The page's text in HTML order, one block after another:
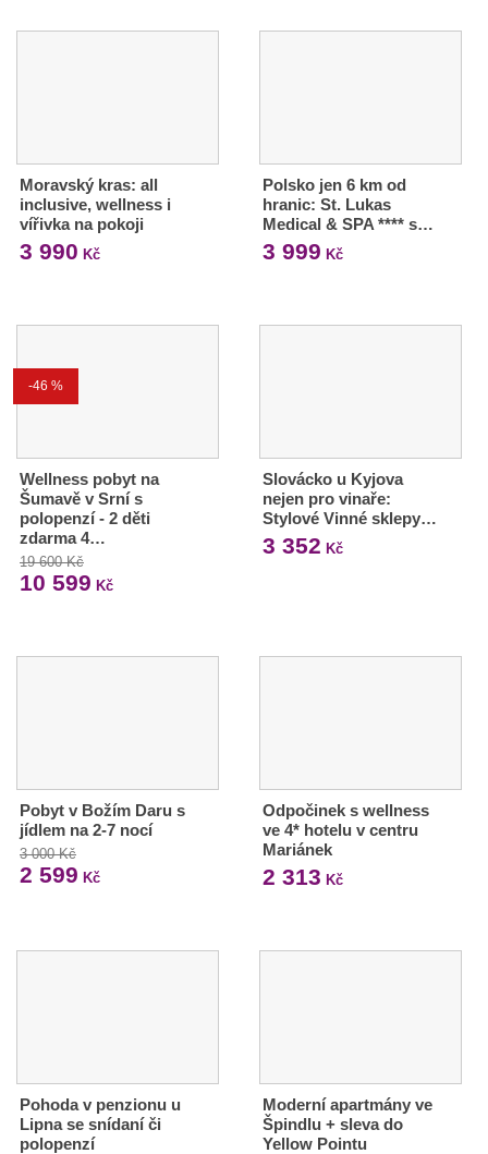
Moravský kras: all
inclusive, wellness i
vířivka na pokoji
3 990 Kč
Polsko jen 6 km od
hranic: St. Lukas
Medical & SPA **** s…
3 999 Kč
-46 %
Wellness pobyt na
Šumavě v Srní s
polopenzí - 2 děti
zdarma 4…
19 600 Kč
10 599 Kč
Slovácko u Kyjova
nejen pro vinaře:
Stylové Vinné sklepy…
3 352 Kč
Pobyt v Božím Daru s
jídlem na 2-7 nocí
3 000 Kč
2 599 Kč
Odpočinek s wellness
ve 4* hotelu v centru
Mariánek
2 313 Kč
Pohoda v penzionu u
Lipna se snídaní či
polopenzí
Moderní apartmány ve
Špindlu + sleva do
Yellow Pointu